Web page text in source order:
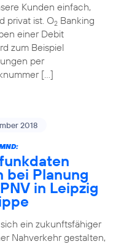
Kunden einfach,
privat ist. O2Banking
einer Debit
zum Beispiel
per
[…]
2018
bei Planung
in Leipzig
ein zukunftsfähiger
Nahverkehr gestalten,